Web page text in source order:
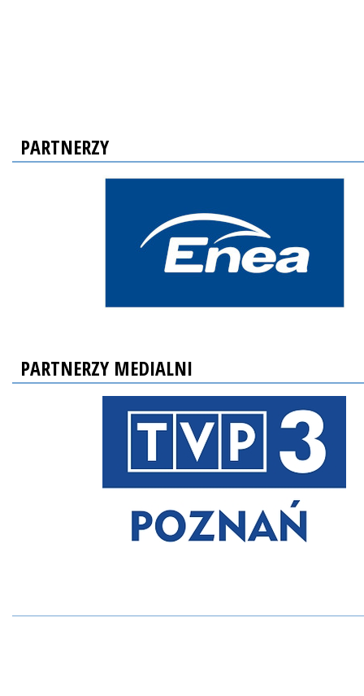
PARTNERZY
PARTNERZY MEDIALNI